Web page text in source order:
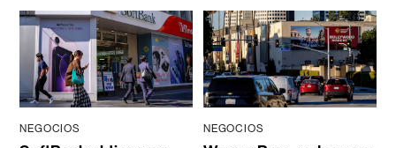
NEGOCIOS NEGOCIOS